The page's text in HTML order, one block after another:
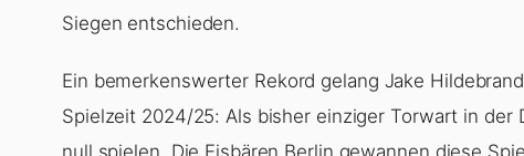
Siegen entschieden.
Ein bemerkenswerter Rekord gelang Jake
Spielzeit 2024/25: Als bisher einziger Torwart in der
null spielen. Die Eisbären Berlin gewannen diese